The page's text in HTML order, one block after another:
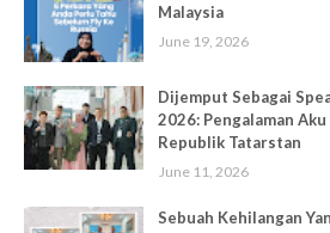
Malaysia
June 19, 2026
Dijemput Sebagai
2026: Pengalaman
Republik Tatarstan
June 11, 2026
Sebuah Kehilangan